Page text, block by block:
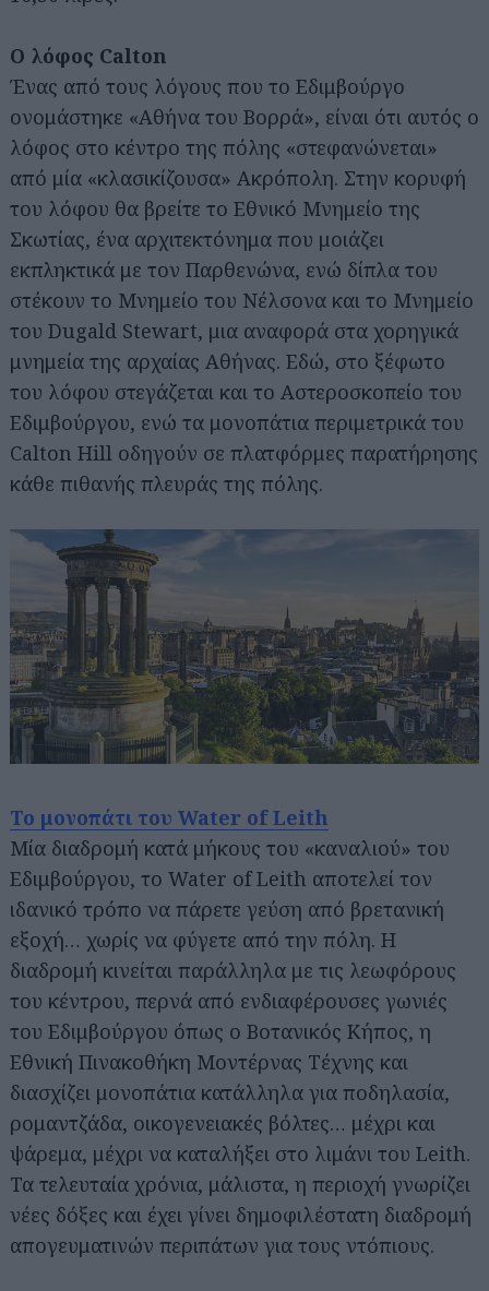
Ο λόφος Calton
Ένας από τους λόγους που το Εδιμβούργο
ονομάστηκε «Αθήνα του Βορρά», είναι ότι αυτός ο
λόφος στο κέντρο της πόλης «στεφανώνεται»
από μία «κλασικίζουσα» Ακρόπολη. Στην κορυφή
του λόφου θα βρείτε το Εθνικό Μνημείο της
Σκωτίας, ένα αρχιτεκτόνημα που μοιάζει
εκπληκτικά με τον Παρθενώνα, ενώ δίπλα του
στέκουν το Μνημείο του Νέλσονα και το Μνημείο
του Dugald Stewart, μια αναφορά στα χορηγικά
μνημεία της αρχαίας Αθήνας. Εδώ, στο ξέφωτο
του λόφου στεγάζεται και το Αστεροσκοπείο του
Εδιμβούργου, ενώ τα μονοπάτια περιμετρικά του
Calton Hill οδηγούν σε πλατφόρμες παρατήρησης
κάθε πιθανής πλευράς της πόλης.
Το μονοπάτι του Water of Leith
Μία διαδρομή κατά μήκους του «καναλιού» του
Εδιμβούργου, το Water of Leith αποτελεί τον
ιδανικό τρόπο να πάρετε γεύση από βρετανική
εξοχή… χωρίς να φύγετε από την πόλη. Η
διαδρομή κινείται παράλληλα με τις λεωφόρους
του κέντρου, περνά από ενδιαφέρουσες γωνιές
του Εδιμβούργου όπως ο Βοτανικός Κήπος, η
Εθνική Πινακοθήκη Μοντέρνας Τέχνης και
διασχίζει μονοπάτια κατάλληλα για ποδηλασία,
ρομαντζάδα, οικογενειακές βόλτες… μέχρι και
ψάρεμα, μέχρι να καταλήξει στο λιμάνι του Leith.
Τα τελευταία χρόνια, μάλιστα, η περιοχή γνωρίζει
νέες δόξες και έχει γίνει δημοφιλέστατη διαδρομή
απογευματινών περιπάτων για τους ντόπιους.